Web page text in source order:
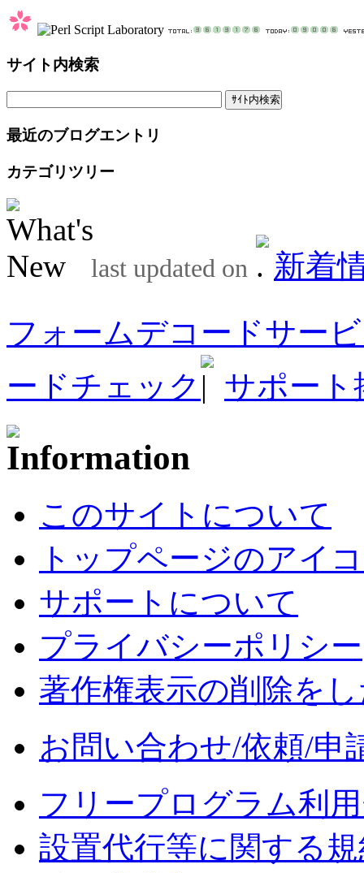
サイト内検索
最近のブログエントリ
カテゴリツリー
last updated on
新着
フォームデコードサー
ードチェック
サポート
このサイトについて
トップページのアイ
サポートについて
プライバシーポリシー
著作権表示の削除を
お問い合わせ/依頼/申
フリープログラム利
設置代行等に関する